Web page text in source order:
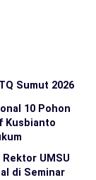
Sumut 2026
10 Pohon
Kusbianto
Rektor UMSU
di Seminar